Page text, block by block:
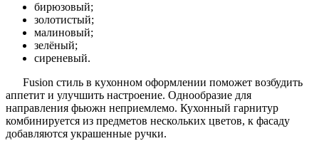
бирюзовый;
золотистый;
малиновый;
зелёный;
сиреневый.
Fusion стиль в кухонном оформлении поможет возбудить
аппетит и улучшить настроение. Однообразие для
направления фьюжн неприемлемо. Кухонный гарнитур
комбинируется из предметов нескольких цветов, к фасаду
добавляются украшенные ручки.